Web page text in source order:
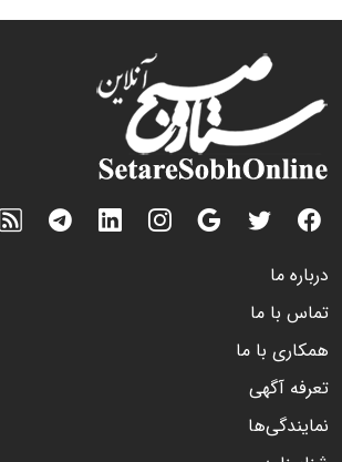
درباره ما
تماس با ما
همکاری با ما
تعرفه آگهی
نمایندگی‌ها